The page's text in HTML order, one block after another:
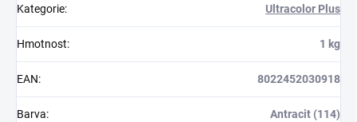
Kategorie: Ultracolor Plus
Hmotnost: 1 kg
EAN: 8022452030918
Barva: Antracit (114)